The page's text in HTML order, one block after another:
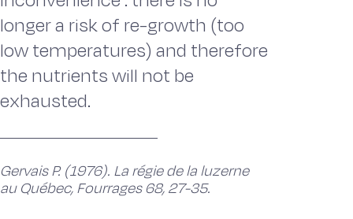
longer a risk of re-growth (too
low temperatures) and therefore
the nutrients will not be
exhausted.
Gervais P. (1976). La régie de la luzerne
au Québec, Fourrages 68, 27-35.